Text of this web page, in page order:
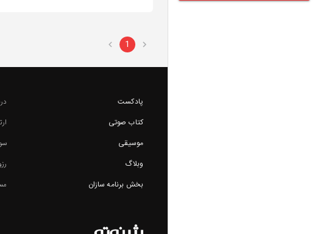
1
پادکست
کتاب صوتی
موسیقی
وبلاگ
بخش برنامه سازان